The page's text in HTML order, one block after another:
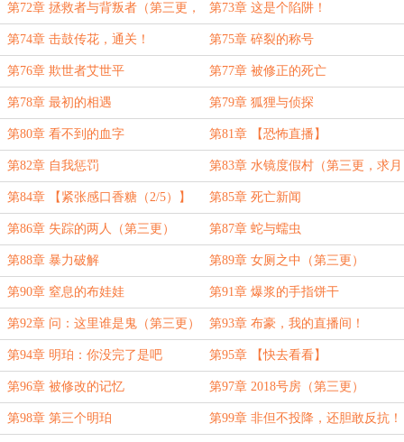
第72章 拯救者与背叛者（第三更，
求月票！）
第73章 这是个陷阱！
第74章 击鼓传花，通关！ 第75章 碎裂的称号
第76章 欺世者艾世平 第77章 被修正的死亡
第78章 最初的相遇 第79章 狐狸与侦探
第80章 看不到的血字 第81章 【恐怖直播】
第82章 自我惩罚 第83章 水镜度假村（第三更，求月
票）
第84章 【紧张感口香糖（2/5）】 第85章 死亡新闻
第86章 失踪的两人（第三更） 第87章 蛇与蠕虫
第88章 暴力破解 第89章 女厕之中（第三更）
第90章 窒息的布娃娃 第91章 爆浆的手指饼干
第92章 问：这里谁是鬼（第三更） 第93章 布豪，我的直播间！
第94章 明珀：你没完了是吧 第95章 【快去看看】
第96章 被修改的记忆 第97章 2018号房（第三更）
第98章 第三个明珀 第99章 非但不投降，还胆敢反抗！